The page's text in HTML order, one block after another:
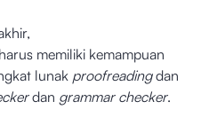
memiliki kemampuan
lunak proofreadingdan
dan grammar checker.